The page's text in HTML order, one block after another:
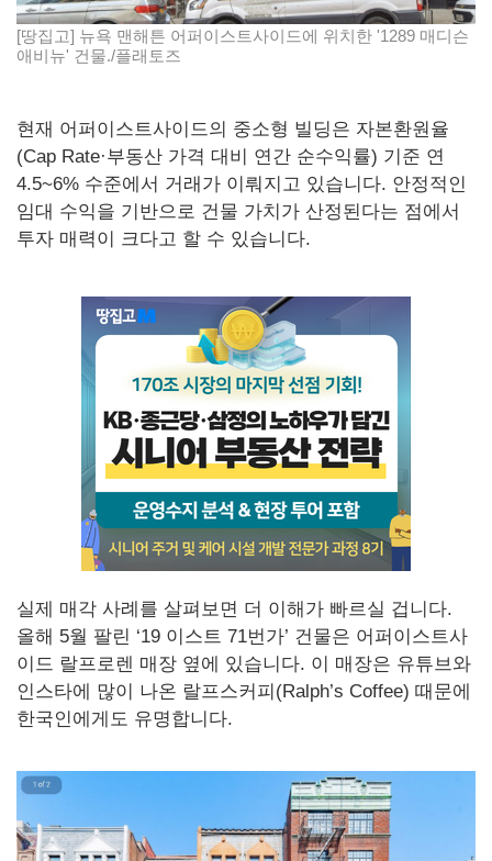
[땅집고] 뉴욕 맨해튼 어퍼이스트사이드에 위치한 '1289 매디슨
애비뉴' 건물./플래토즈
현재 어퍼이스트사이드의 중소형 빌딩은 자본환원율
(Cap Rate·부동산 가격 대비 연간 순수익률) 기준 연
4.5~6% 수준에서 거래가 이뤄지고 있습니다. 안정적인
임대 수익을 기반으로 건물 가치가 산정된다는 점에서
투자 매력이 크다고 할 수 있습니다.
실제 매각 사례를 살펴보면 더 이해가 빠르실 겁니다.
올해 5월 팔린 ‘19 이스트 71번가’ 건물은 어퍼이스트사
이드 랄프로렌 매장 옆에 있습니다. 이 매장은 유튜브와
인스타에 많이 나온 랄프스커피(Ralph’s Coffee) 때문에
한국인에게도 유명합니다.